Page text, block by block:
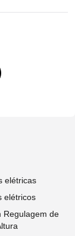
elétricas
elétricos
Regulagem de